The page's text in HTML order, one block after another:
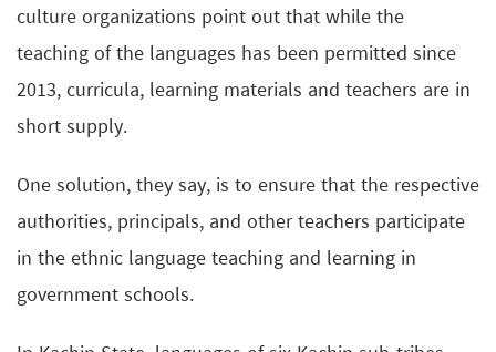
culture organizations point out that while the
teaching of the languages has been permitted since
2013, curricula, learning materials and teachers are in
short supply.
One solution, they say, is to ensure that the respective
authorities, principals, and other teachers participate
in the ethnic language teaching and learning in
government schools.